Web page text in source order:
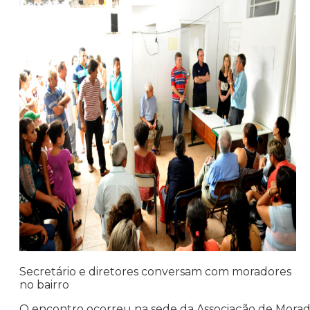
Secretário e diretores conversam com moradores
no bairro